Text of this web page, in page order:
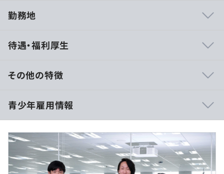
とができる環境です。
当社は「データ活用とテクノロジーで、企業の進化を支え
抜く。」をミッションとして、データ活用から新たな知見
を引き出し、最適なテクノロジーの導入をご支援すること
で、お客様のビジネスの可能性を拓く伴走者として、進化
し続ける企業のデジタライゼーションに貢献します。
勤務地
待遇・福利厚生
《初任給》
対象 支給額 基本月額 諸手当（一律）／月
■高専卒：（月給）259,300円／（基本給）256,900円／
リモート勤務手当（一律）2,400円
■大卒 ：（月給）274,130円／（基本給）271,730円／
その他の特徴
青少年雇用情報
過去３年間の新卒採用者数・離職者数
前年度 採用者数7人 離職者数0人